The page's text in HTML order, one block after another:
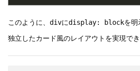
このように、 divにdisplay: blockを明
独立したカード風のレイアウトを実現でき